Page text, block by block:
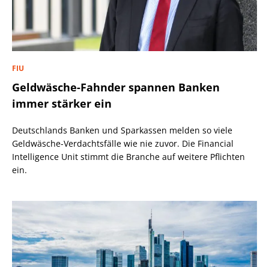
FIU
Geldwäsche-Fahnder spannen Banken
immer stärker ein
Deutschlands Banken und Sparkassen melden so viele
Geldwäsche-Verdachtsfälle wie nie zuvor. Die Financial
Intelligence Unit stimmt die Branche auf weitere Pflichten
ein.